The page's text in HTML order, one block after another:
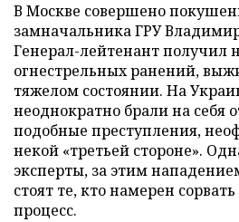
В Москве совершено
замначальника ГРУ
Генерал-лейтенант получил
огнестрельных ранений,
тяжелом состоянии. На
неоднократно брали на себя
подобные преступления,
некой «третьей стороне».
эксперты, за этим
стоят те, кто намерен
процесс.